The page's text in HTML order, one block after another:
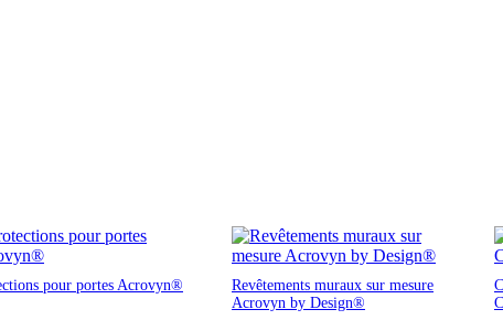
pour portes Acrovyn®
Revêtements muraux sur mesure
Acrovyn by Design®